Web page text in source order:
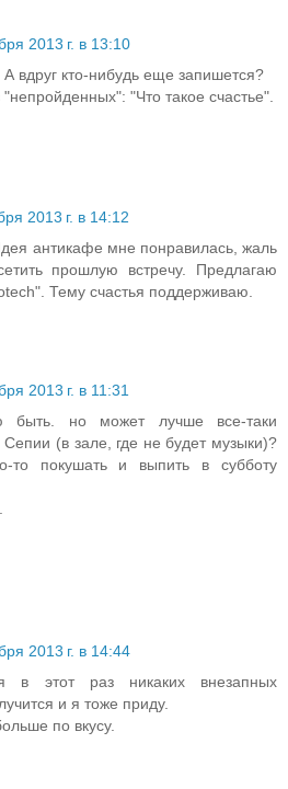
2013 г. в 13:10
вдруг кто-нибудь еще запишется?
"Что такое счастье".
2013 г. в 14:12
антикафе мне понравилась, жаль
прошлую встречу. Предлагаю
Тему счастья поддерживаю.
2013 г. в 11:31
быть. но может лучше все-таки
Сепии (в зале, где не будет музыки)?
то покушать и выпить в субботу
2013 г. в 14:44
в этот раз никаких внезапных
и я тоже приду.
по вкусу.